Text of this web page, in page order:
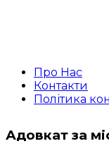
Про Нас
Контакти
Політика
Адовкат за